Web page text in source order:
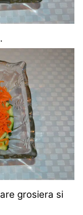
grosiera si